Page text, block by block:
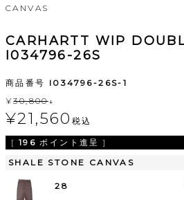
CANVAS
CARHARTT WIP
I034796-26S
商品番号 I034796-26S-1
¥30,800↓
¥21,560 税込
[ 196 ポイント進呈 ]
SHALE STONE CANVAS
28